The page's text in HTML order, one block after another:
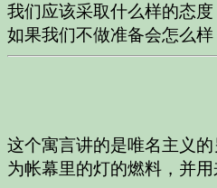
我们应该采取什么样的态度
如果我们不做准备会怎么样
这个寓言讲的是唯名主义
为帐幕里的灯的燃料，并用